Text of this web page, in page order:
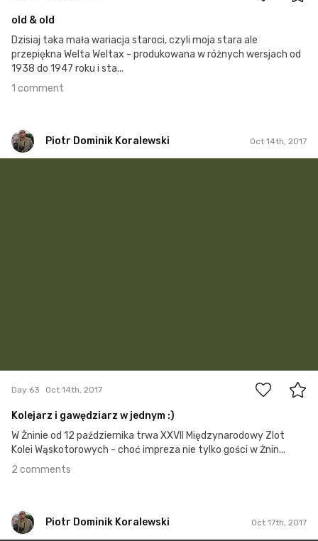
old & old
Dzisiaj taka mała wariacja staroci, czyli moja stara ale
przepiękna Welta Weltax - produkowana w różnych wersjach od
1938 do 1947 roku i sta...
1 comment
Piotr Dominik Koralewski Oct 14th, 2017
Day 63 Oct 14th, 2017
Kolejarz i gawędziarz w jednym :)
W Żninie od 12 października trwa XXVII Międzynarodowy Zlot
Kolei Wąskotorowych - choć impreza nie tylko gości w Żnin...
2 comments
Piotr Dominik Koralewski Oct 17th, 2017